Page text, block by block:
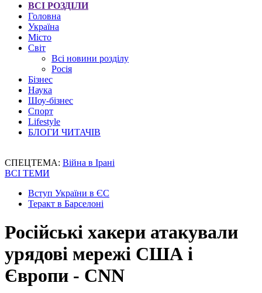
ВСІ РОЗДІЛИ
Головна
Україна
Місто
Світ
Всі новини розділу
Росія
Бізнес
Наука
Шоу-бізнес
Спорт
Lifestyle
БЛОГИ ЧИТАЧІВ
СПЕЦТЕМА: Війна в Ірані
ВСІ ТЕМИ
Вступ України в ЄС
Теракт в Барселоні
Російські хакери атакували
урядові мережі США і
Європи - CNN